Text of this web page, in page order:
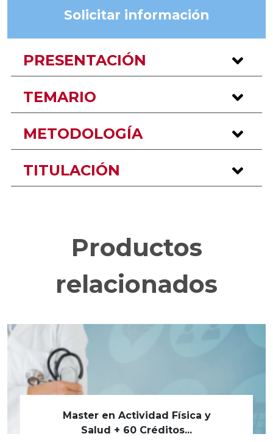
Solicitar información
PRESENTACIÓN
TEMARIO
METODOLOGÍA
TITULACIÓN
Productos
relacionados
Master en Actividad Física y
Salud + 60 Créditos...